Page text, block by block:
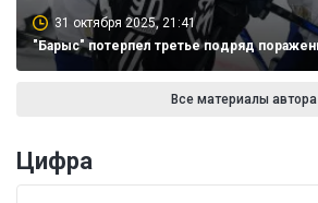
31 октября 2025, 21:41
"Барыс" потерпел третье подряд
Все материалы автора
Цифра